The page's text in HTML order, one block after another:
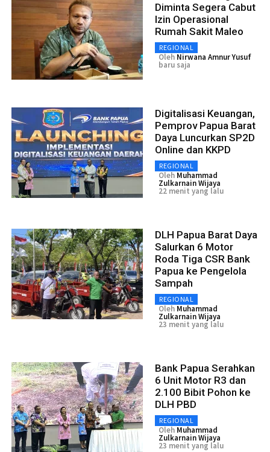
Diminta Segera Cabut
Izin Operasional
Rumah Sakit Maleo
REGIONAL
Oleh Nirwana Amnur Yusuf
baru saja
Digitalisasi Keuangan,
Pemprov Papua Barat
Daya Luncurkan SP2D
Online dan KKPD
REGIONAL
Oleh Muhammad
Zulkarnain Wijaya
22 menit yang lalu
DLH Papua Barat Daya
Salurkan 6 Motor
Roda Tiga CSR Bank
Papua ke Pengelola
Sampah
REGIONAL
Oleh Muhammad
Zulkarnain Wijaya
23 menit yang lalu
Bank Papua Serahkan
6 Unit Motor R3 dan
2.100 Bibit Pohon ke
DLH PBD
REGIONAL
Oleh Muhammad
Zulkarnain Wijaya
23 menit yang lalu